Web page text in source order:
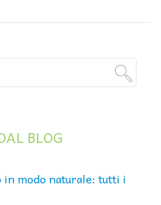
BLOG
modo naturale: tutti i